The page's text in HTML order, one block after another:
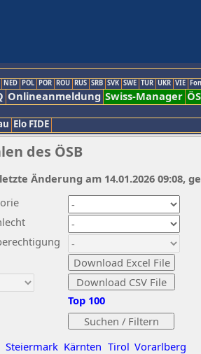
NED POL POR ROU RUS SRB SVK SWE TUR UKR VIE
Onlineanmeldung Swiss-Manager
Elo FIDE
des ÖSB
Steiermark Kärnten Tirol Vorarlberg
Top 100
Änderung am 14.01.2026 09:08,